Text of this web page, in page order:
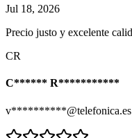
Jul 18, 2026
Precio justo y excelente
CR
C****** R***********
v**********@telefonica.es